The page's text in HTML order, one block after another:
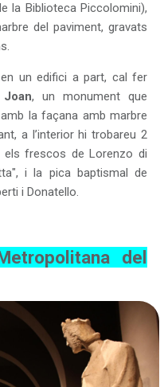
la Biblioteca Piccolomini),
del paviment, gravats
un edifici a part, cal fer
, un monument que
la façana amb marbre
a l’interior hi trobareu 2
els frescos de Lorenzo di
i la pica baptismal de
i Donatello.
del